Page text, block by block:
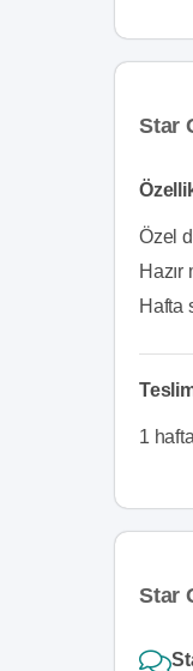
Star
Özel
Hazır
Hafta
1
Star